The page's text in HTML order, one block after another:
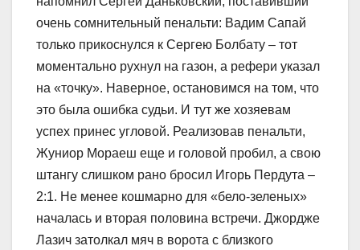
очень сомнительный пенальти: Вадим Сапай
только прикоснулся к Сергею Болбату – тот
моментально рухнул на газон, а рефери указал
на «точку». Наверное, остановимся на том, что
это была ошибка судьи. И тут же хозяевам
успех принес угловой. Реализовав пенальти,
Жуниор Мораеш еще и головой пробил, а свою
штангу слишком рано бросил Игорь Пердута –
2:1. Не менее кошмарно для «бело-зеленых»
началась и вторая половина встречи. Джордже
Лазич затолкал мяч в ворота с близкого